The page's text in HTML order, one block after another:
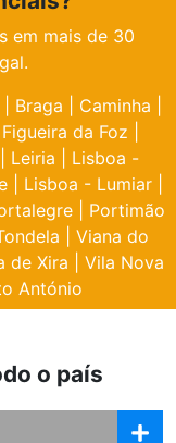
em mais de 30
Braga Caminha
Figueira da Foz
Leiria
Lisboa -
Lisboa - Lumiar
Portimão
Viana do
de Xira
Vila Nova
António
o país